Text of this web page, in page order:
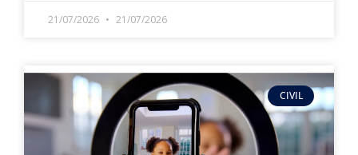
21/07/2026 21/07/2026
CIVIL